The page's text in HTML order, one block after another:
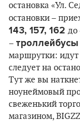
остановка «Ул.
остановки –
143, 157, 162 до
– троллейбусы
маршрутки: идут
следует на
Тут же вы
ноунеймовый
свеженький
магазином,